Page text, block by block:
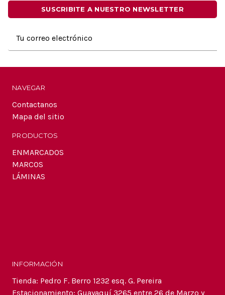
SUSCRIBITE A NUESTRO NEWSLETTER
electrónico
NAVEGAR
Contactanos
Mapa del sitio
PRODUCTOS
ENMARCADOS
MARCOS
LÁMINAS
INFORMACIÓN
Tienda: Pedro F. Berro 1232 esq. G. Pereira
Estacionamiento: Guayaquí 3265 entre 26 de Marzo y